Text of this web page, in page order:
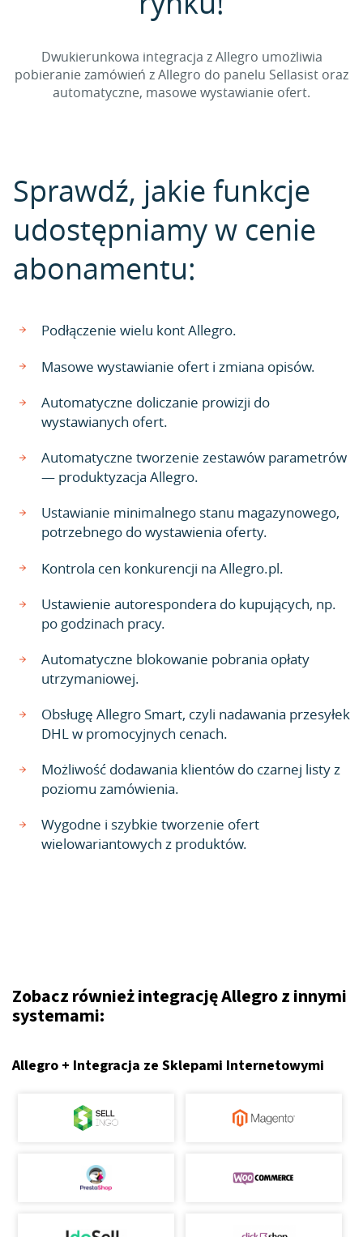
Dwukierunkowa integracja z Allegro umożliwia
pobieranie zamówień z Allegro do panelu Sellasist oraz
automatyczne, masowe wystawianie ofert.
Sprawdź, jakie funkcje
udostępniamy w cenie
abonamentu:
Podłączenie wielu kont Allegro.
Masowe wystawianie ofert i zmiana opisów.
Automatyczne doliczanie prowizji do
wystawianych ofert.
Automatyczne tworzenie zestawów parametrów
— produktyzacja Allegro.
Ustawianie minimalnego stanu magazynowego,
potrzebnego do wystawienia oferty.
Kontrola cen konkurencji na Allegro.pl.
Ustawienie autorespondera do kupujących, np.
po godzinach pracy.
Automatyczne blokowanie pobrania opłaty
utrzymaniowej.
Obsługę Allegro Smart, czyli nadawania przesyłek
DHL w promocyjnych cenach.
Możliwość dodawania klientów do czarnej listy z
poziomu zamówienia.
Wygodne i szybkie tworzenie ofert
wielowariantowych z produktów.
Zobacz również integrację Allegro z innymi
systemami:
Allegro + Integracja ze Sklepami Internetowymi